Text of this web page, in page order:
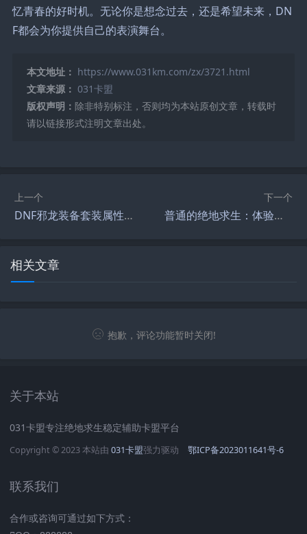
忆青春的好时机。无论你是想念过去，还是希望未来，DN
F都会为你提供自己的表演舞台。
本文地址： https://www.031km.com/zx/3721.html
文章来源： 031卡盟
版权声明： 除非特别标注，否则均为本站原创文章，转载时
请以链接形式注明文章出处。
上一个
DNF邪龙装备套装属性详解-DNF邪龙装备套装属性与获取方式全解析
下一个
普通的绝地求生：体验真实战场的魅力-普通玩家如何在绝地求生中脱颖而出
相关文章
抱歉，评论功能暂时关闭!
关于本站
031卡盟专注绝地求生稳定辅助卡盟平台
Copyright © 2023 本站由 031卡盟强力驱动 鄂ICP备2023011641号-6
联系我们
合作或咨询可通过如下方式：